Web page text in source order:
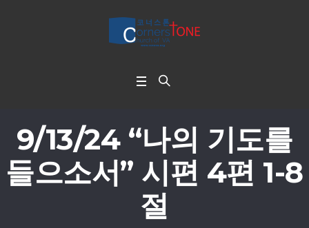
9/13/24 “나의 기도를
들으소서” 시편 4편 1-8
절